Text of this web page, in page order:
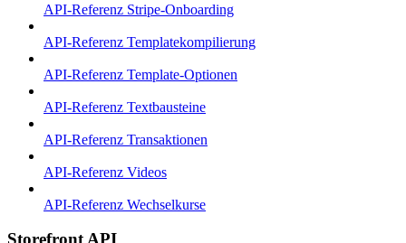
API-Referenz Stripe-Onboarding
API-Referenz Templatekompilierung
API-Referenz Template-Optionen
API-Referenz Textbausteine
API-Referenz Transaktionen
API-Referenz Videos
API-Referenz Wechselkurse